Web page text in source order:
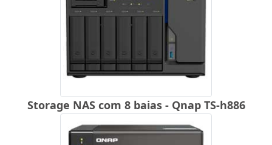
Storage NAS com 8 baias - Qnap TS-h886